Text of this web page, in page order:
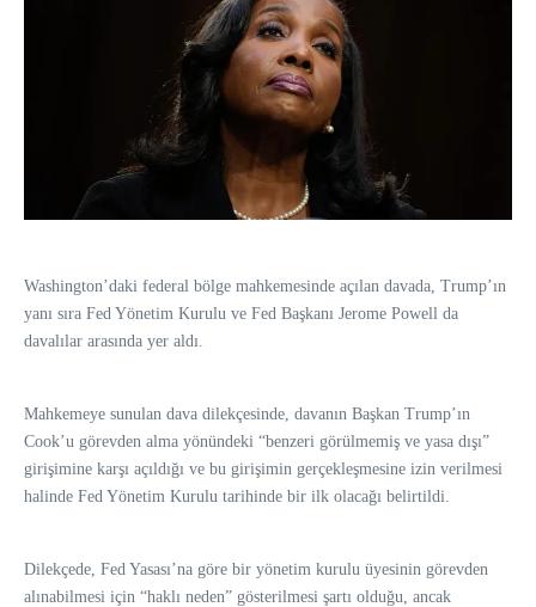
Washington’daki federal bölge mahkemesinde açılan davada, Trump’ın
yanı sıra Fed Yönetim Kurulu ve Fed Başkanı Jerome Powell da
davalılar arasında yer aldı.
Mahkemeye sunulan dava dilekçesinde, davanın Başkan Trump’ın
Cook’u görevden alma yönündeki “benzeri görülmemiş ve yasa dışı”
girişimine karşı açıldığı ve bu girişimin gerçekleşmesine izin verilmesi
halinde Fed Yönetim Kurulu tarihinde bir ilk olacağı belirtildi.
Dilekçede, Fed Yasası’na göre bir yönetim kurulu üyesinin görevden
alınabilmesi için “haklı neden” gösterilmesi şartı olduğu, ancak